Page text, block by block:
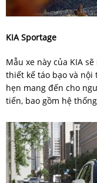
KIA Sportage
Mẫu xe này của KIA
thiết kế táo bạo và nội
hẹn mang đến cho
tiến, bao gồm hệ